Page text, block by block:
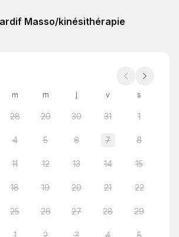
Masso/kinésithérapie
m m j v s
28 29 30 31 1
4 5 6 7 8
11 12 13 14 15
18 19 20 21 22
25 26 27 28 29
1 2 3 4 5